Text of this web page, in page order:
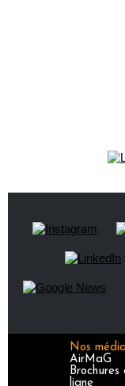
Nos
AirMaG
Brochures
ligne